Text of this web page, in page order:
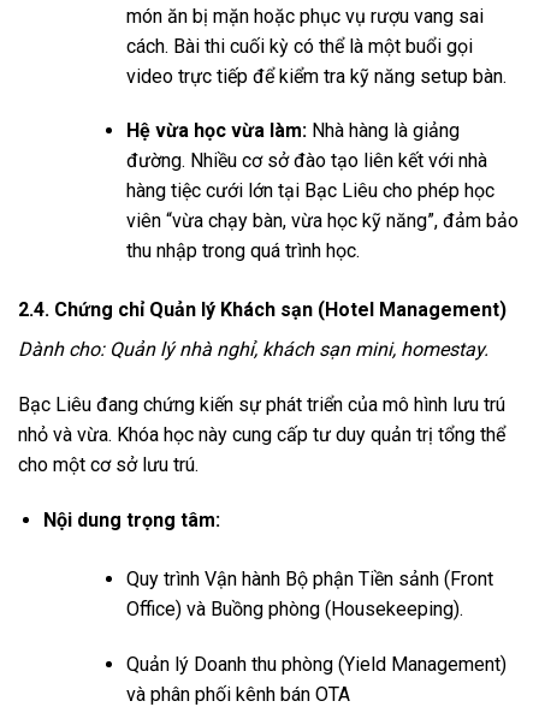
món ăn bị mặn hoặc phục vụ rượu vang sai
cách. Bài thi cuối kỳ có thể là một buổi gọi
video trực tiếp để kiểm tra kỹ năng setup bàn.
Hệ vừa học vừa làm:Nhà hàng là giảng
đường. Nhiều cơ sở đào tạo liên kết với nhà
hàng tiệc cưới lớn tại Bạc Liêu cho phép học
viên “vừa chạy bàn, vừa học kỹ năng”, đảm bảo
thu nhập trong quá trình học.
2.4. Chứng chỉ Quản lý Khách sạn (Hotel Management)
Dành cho: Quản lý nhà nghỉ, khách sạn mini, homestay.
Bạc Liêu đang chứng kiến sự phát triển của mô hình lưu trú
nhỏ và vừa. Khóa học này cung cấp tư duy quản trị tổng thể
cho một cơ sở lưu trú.
Nội dung trọng tâm:
Quy trình Vận hành Bộ phận Tiền sảnh (Front
Office) và Buồng phòng (Housekeeping).
Quản lý Doanh thu phòng (Yield Management)
và phân phối kênh bán OTA